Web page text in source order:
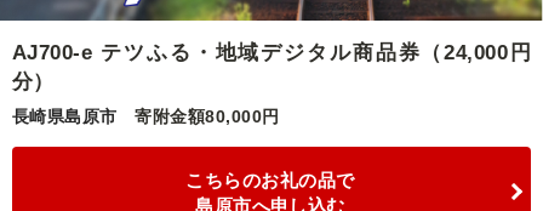
特集・おすすめ
ふるさと納税とは
AJ700-e テツふる・地域デジタル商品券（24,000円
分）
長崎県島原市 寄附金額80,000円
こちらのお礼の品で
島原市へ申し込む